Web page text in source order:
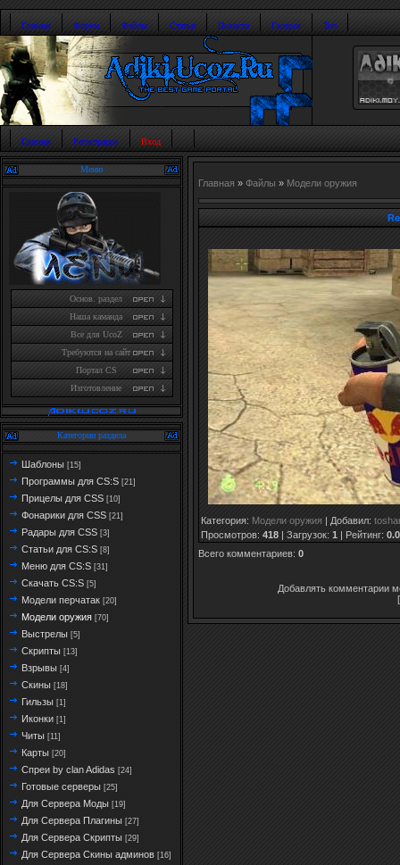
Главная Форум Файлы Статьи Новости Галерея Топ
Главная Регистрация Вход
Меню
Основ. раздел
Наша каманда
Все для UcoZ
Требуются на сайт
Портал CS
Изготовление
Категории раздела
Шаблоны [15]
Программы для CS:S [21]
Прицелы для CSS [10]
Фонарики для CSS [21]
Радары для CSS [3]
Статьи для CS:S [8]
Меню для CS:S [31]
Скачать CS:S [5]
Модели перчатак [20]
Модели оружия [70]
Выстрелы [5]
Скрипты [13]
Взрывы [4]
Скины [18]
Гильзы [1]
Иконки [1]
Читы [11]
Карты [20]
Спреи by clan Adidas [24]
Готовые серверы [25]
Для Сервера Моды [19]
Для Сервера Плагины [27]
Для Сервера Скрипты [29]
Для Сервера Скины админов [16]
Главная » Файлы » Модели оружия
Категория: Модели оружия | Добавил:
Просмотров: 418 | Загрузок: 1 | Рейтинг: 0.0
Всего комментариев: 0
Добавлять комментарии